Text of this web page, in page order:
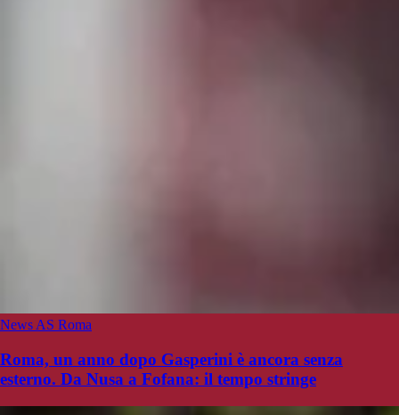
News AS Roma
Roma, un anno dopo Gasperini è ancora senza
esterno. Da Nusa a Fofana: il tempo stringe